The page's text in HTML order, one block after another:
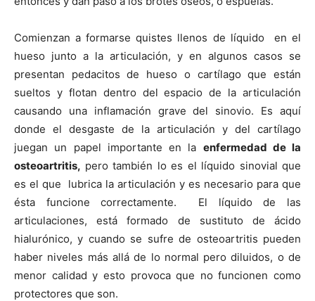
Comienzan a formarse quistes llenos de líquido en el
hueso junto a la articulación, y en algunos casos se
presentan pedacitos de hueso o cartílago que están
sueltos y flotan dentro del espacio de la articulación
causando una inflamación grave del sinovio. Es aquí
donde el desgaste de la articulación y del cartílago
juegan un papel importante en la enfermedad de la
osteoartritis, pero también lo es el líquido sinovial que
es el que lubrica la articulación y es necesario para que
ésta funcione correctamente. El líquido de las
articulaciones, está formado de sustituto de ácido
hialurónico, y cuando se sufre de osteoartritis pueden
haber niveles más allá de lo normal pero diluidos, o de
menor calidad y esto provoca que no funcionen como
protectores que son.